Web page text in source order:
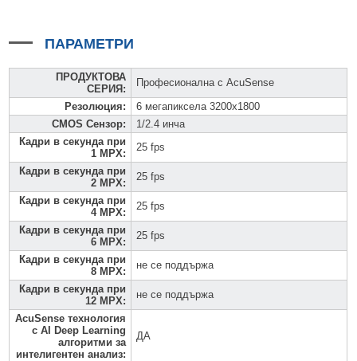
ПАРАМЕТРИ
ПРОДУКТОВА
СЕРИЯ:
Професионална с AcuSense
Резолюция:
6 мегапиксела 3200x1800
CMOS Сензор:
1/2.4 инча
Кадри в секунда при
1 MPX:
25 fps
Кадри в секунда при
2 MPX:
25 fps
Кадри в секунда при
4 MPX:
25 fps
Кадри в секунда при
6 MPX:
25 fps
Кадри в секунда при
8 MPX:
не се поддържа
Кадри в секунда при
12 MPX:
не се поддържа
AcuSense технология
с AI Deep Learning
алгоритми за
интелигентен анализ:
ДА